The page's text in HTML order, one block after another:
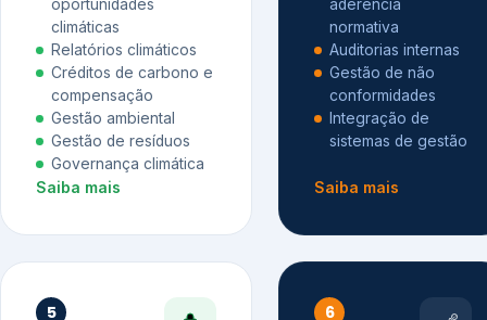
oportunidades
climáticas
Relatórios climáticos
Créditos de carbono e
compensação
Gestão ambiental
Gestão de resíduos
Governança climática
Saiba mais
aderência
normativa
Auditorias internas
Gestão de não
conformidades
Integração de
sistemas de gestão
Saiba mais
5 6